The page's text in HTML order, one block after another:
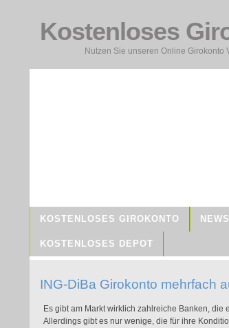
Kostenloses
Nutzen Sie unseren Online Girokonto
KOSTENLOSES GIROKONTO NEWS
KOSTENLOSES DEPOT
ING-DiBa Girokonto mehrfach
Es gibt am Markt wirklich zahlreiche Banken, die
Allerdings gibt es nur wenige, die für ihre